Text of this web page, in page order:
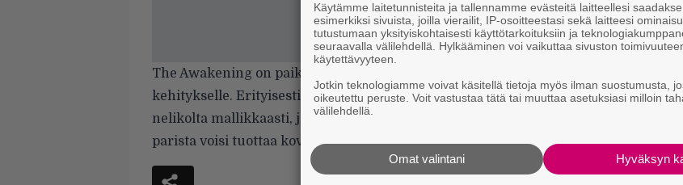
The Awakening on paikoin loistavakin levy, joka jättää kuitenkin tilaa
kehitykselle. Erityisesti mahtipontiset ja maalailevat osiot tuntuvat hoituvan
nelikolta mallikkaasti, joten linjan vetäminen piirun verran pois tykityksen
parista voisi tuottaa kovaa jälkeä.
Käytämme laitetunnisteita ja tallennamme evästeitä laitteellesi
esimerkiksi sivuista, joilla vierailit, IP-osoitteestasi sekä laitteesi
tutustumaan yksityiskohtaisesti käyttötarkoituksiin ja
seuraavalla välilehdellä. Hylkääminen voi vaikuttaa sivuston
käytettävyyteen.
Jotkin teknologiamme voivat käsitellä tietoja myös ilman suostumusta,
oikeutettu peruste. Voit vastustaa tätä tai muuttaa asetuksiasi milloin
välilehdellä.
Hyväksyn
Omat valintani